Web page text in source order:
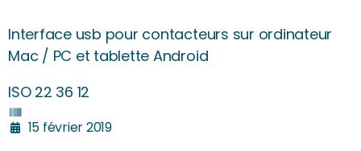
Interface usb pour contacteurs sur ordinateur
Mac / PC et tablette Android
ISO 22 36 12
15 février 2019